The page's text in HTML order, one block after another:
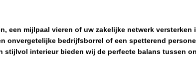
een mijlpaal vieren of uw zakelijke netwerk
onvergetelijke bedrijfsborrel of een spetterend
stijlvol interieur bieden wij de perfecte balans tussen